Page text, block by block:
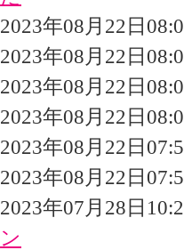
2023年08月22日
2023年08月22日
2023年08月22日
2023年08月22日
2023年08月22日
2023年08月22日
2023年07月28日
ン